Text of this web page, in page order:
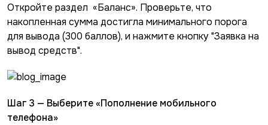
Откройте раздел «Баланс». Проверьте, что
накопленная сумма достигла минимального порога
для вывода (300 баллов), и нажмите кнопку "Заявка на
вывод средств".
Шаг 3 — Выберите «Пополнение мобильного
телефона»